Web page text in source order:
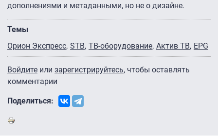
дополнениями и метаданными, но не о дизайне.
Темы
Орион Экспресс STB ТВ-оборудование Актив ТВ EPG
Войдите или зарегистрируйтесь, чтобы оставлять
комментарии
Поделиться: